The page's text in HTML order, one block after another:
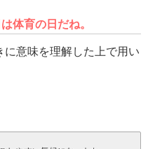
体育の日だね。
意味を理解した上で用い